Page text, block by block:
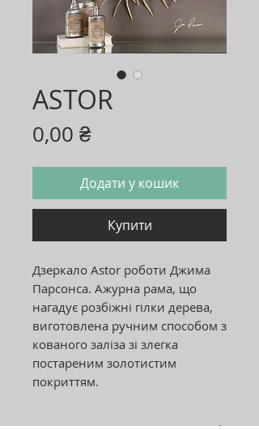
ASTOR
0,00 ₴Ціна
Додати у кошик
Купити
Дзеркало Astor роботи Джима
Парсонса. Ажурна рама, що
нагадує розбіжні гілки дерева,
виготовлена ​​ручним способом з
кованого заліза зі злегка
постареним золотистим
покриттям.